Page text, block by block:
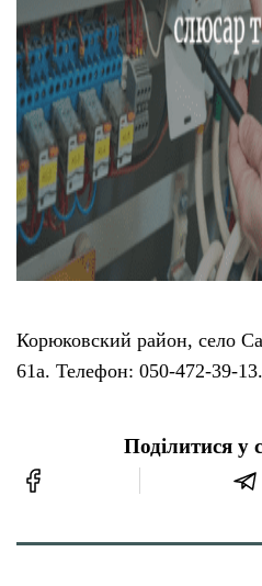
Корюковский район, село
61а. Телефон: 050-472-39-13.
Поділитися у